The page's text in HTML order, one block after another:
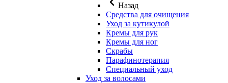
Назад
Средства для очищения
Уход за кутикулой
Кремы для рук
Кремы для ног
Скрабы
Парафинотерапия
Специальный уход
Уход за волосами